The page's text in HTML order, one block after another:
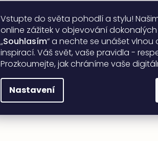
Vstupte do světa pohodlí a stylu!
online zážitek v objevování
„Souhlasím“ a nechte se unášet
inspirací. Váš svět, vaše pravidla -
Prozkoumejte, jak chráníme vaše
Nastavení